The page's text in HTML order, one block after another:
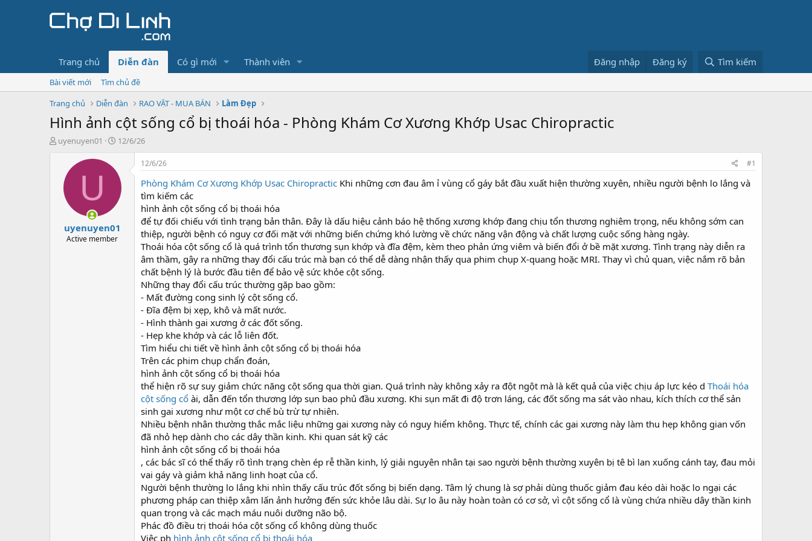
Trang chủ Diễn đàn Có gì mới Thành viên Đăng nhập Đăng ký Tìm kiếm
Bài viết mới
Tìm chủ đề
Trang chủ
Diễn đàn RAO VẶT - MUA BÁN Làm Đẹp
Hình ảnh cột sống cổ bị thoái hóa - Phòng Khám Cơ Xương Khớp Usac Chiropractic
T
uyenuyen01
N
y
g
ử
i
12/6/26
U
uyenuyen01
Active member
12/6/26 #1
Phòng Khám Cơ Xương Khớp Usac Chiropractic Khi những cơn đau âm ỉ vùng cổ gáy bắt đầu xuất hiện thường xuyên, nhiều người bệnh lo lắng và
tìm kiếm các
hình ảnh cột sống cổ bị thoái hóa
để tự đối chiếu với tình trạng bản thân. Đây là dấu hiệu cảnh báo hệ thống xương khớp đang chịu tổn thương nghiêm trọng, nếu không sớm can
thiệp, người bệnh có nguy cơ đối mặt với những biến chứng khó lường về chức năng vận động và chất lượng cuộc sống hàng ngày.
Thoái hóa cột sống cổ là quá trình tổn thương sụn khớp và đĩa đệm, kèm theo phản ứng viêm và biến đổi ở bề mặt xương. Tình trạng này diễn ra
âm thầm, gây ra những thay đổi cấu trúc mà bạn có thể dễ dàng nhận thấy qua phim chụp X-quang hoặc MRI. Thay vì chủ quan, việc nắm rõ bản
chất bệnh lý là bước đầu tiên để bảo vệ sức khỏe cột sống.
Những thay đổi cấu trúc thường gặp bao gồm:
- Mất đường cong sinh lý cột sống cổ.
- Đĩa đệm bị xẹp, khô và mất nước.
- Hình thành gai xương ở các đốt sống.
- Hẹp khe khớp và các lỗ liên đốt.
Tìm hiểu chi tiết về hình ảnh cột sống cổ bị thoái hóa
Trên các phim chụp chẩn đoán,
hình ảnh cột sống cổ bị thoái hóa
thể hiện rõ sự suy giảm chức năng cột sống qua thời gian. Quá trình này không xảy ra đột ngột mà là kết quả của việc chịu áp lực kéo d Thoái hóa
cột sống cổ ài, dẫn đến tổn thương lớp sụn bao phủ đầu xương. Khi sụn mất đi độ trơn láng, các đốt sống ma sát vào nhau, kích thích cơ thể sản
sinh gai xương như một cơ chế bù trừ tự nhiên.
Nhiều bệnh nhân thường thắc mắc liệu những gai xương này có nguy hiểm không. Thực tế, chính các gai xương này làm thu hẹp không gian vốn
đã nhỏ hẹp dành cho các dây thần kinh. Khi quan sát kỹ các
hình ảnh cột sống cổ bị thoái hóa
, các bác sĩ có thể thấy rõ tình trạng chèn ép rễ thần kinh, lý giải nguyên nhân tại sao người bệnh thường xuyên bị tê bì lan xuống cánh tay, đau mỏi
vai gáy và giảm khả năng linh hoạt của cổ.
Người bệnh thường lo lắng khi nhìn thấy cấu trúc đốt sống bị biến dạng. Tâm lý chung là sợ phải dùng thuốc giảm đau kéo dài hoặc lo ngại các
phương pháp can thiệp xâm lấn ảnh hưởng đến sức khỏe lâu dài. Sự lo âu này hoàn toàn có cơ sở, vì cột sống cổ là vùng chứa nhiều dây thần kinh
quan trọng và các mạch máu nuôi dưỡng não bộ.
Phác đồ điều trị thoái hóa cột sống cổ không dùng thuốc
Việc ph hình ảnh cột sống cổ bị thoái hóa